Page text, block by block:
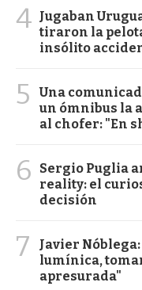
4 Jugaban
tiraron la
insólito
5
Una
un ómnibus la
al chofer: "En
6
Sergio Puglia
reality: el
decisión
7
Javier
lumínica,
apresurada"